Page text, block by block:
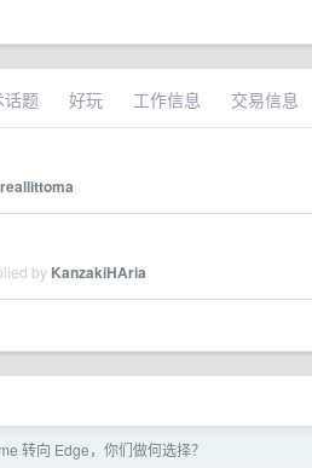
话题 好玩 工作信息 交易信息
reallittoma
by KanzakiHAria
转向 Edge，你们做何选择？